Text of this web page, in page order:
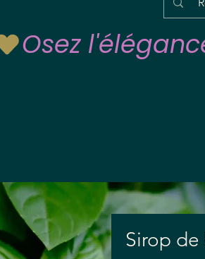
Sirop de